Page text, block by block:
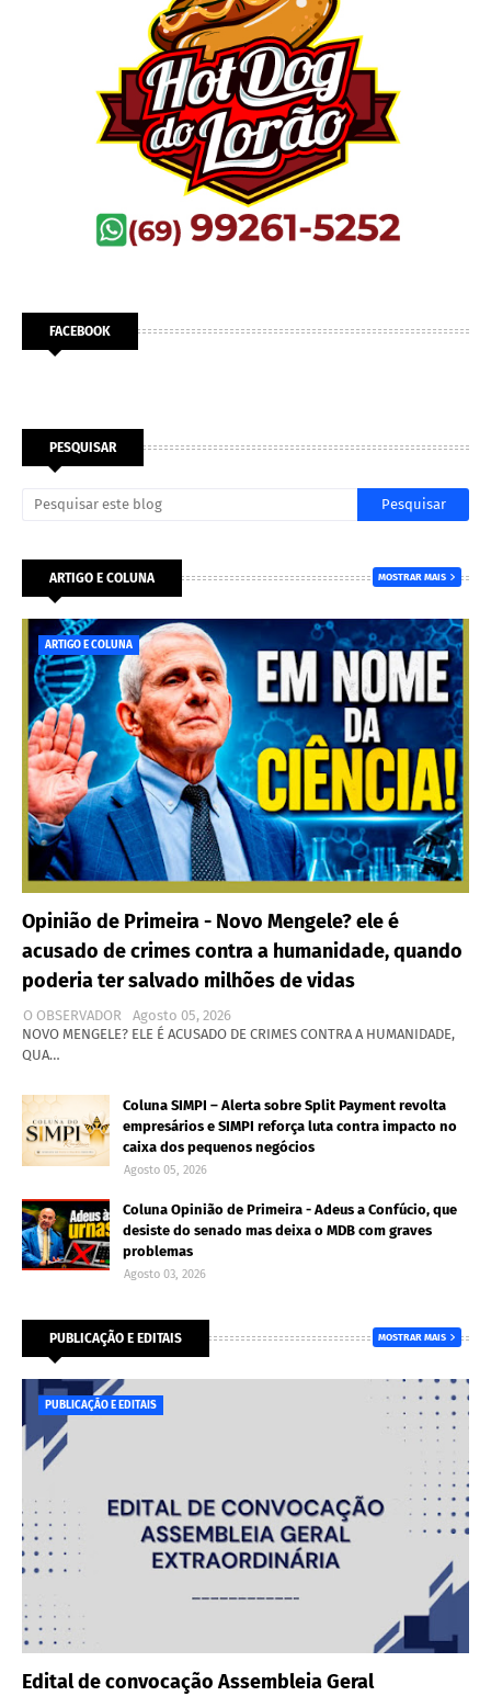
FACEBOOK
PESQUISAR
ARTIGO E COLUNA MOSTRAR MAIS
ARTIGO E COLUNA
Opinião de Primeira - Novo Mengele? ele é
acusado de crimes contra a humanidade, quando
poderia ter salvado milhões de vidas
O OBSERVADOR
Agosto 05, 2026
NOVO MENGELE? ELE É ACUSADO DE CRIMES CONTRA A HUMANIDADE,
QUA…
Coluna SIMPI – Alerta sobre Split Payment revolta
empresários e SIMPI reforça luta contra impacto no
caixa dos pequenos negócios
Agosto 05, 2026
Coluna Opinião de Primeira - Adeus a Confúcio, que
desiste do senado mas deixa o MDB com graves
problemas
Agosto 03, 2026
PUBLICAÇÃO E EDITAIS MOSTRAR MAIS
PUBLICAÇÃO E EDITAIS
Edital de convocação Assembleia Geral